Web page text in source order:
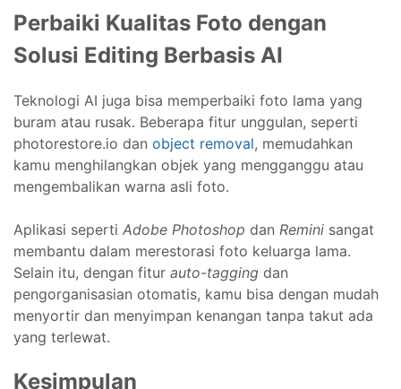
Perbaiki Kualitas Foto dengan
Solusi Editing Berbasis AI
Teknologi AI juga bisa memperbaiki foto lama yang
buram atau rusak. Beberapa fitur unggulan, seperti
photorestore.io dan object removal, memudahkan
kamu menghilangkan objek yang mengganggu atau
mengembalikan warna asli foto.
Aplikasi seperti Adobe Photoshop dan Remini sangat
membantu dalam merestorasi foto keluarga lama.
Selain itu, dengan fitur auto-tagging dan
pengorganisasian otomatis, kamu bisa dengan mudah
menyortir dan menyimpan kenangan tanpa takut ada
yang terlewat.
Kesimpulan